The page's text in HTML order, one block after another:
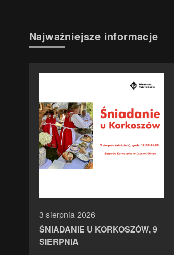
Najważniejsze informacje
3 sierpnia 2026
ŚNIADANIE U KORKOSZÓW, 9
SIERPNIA